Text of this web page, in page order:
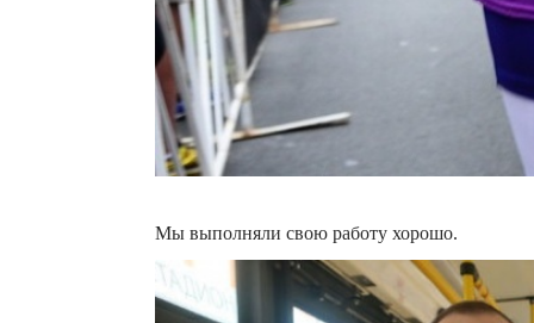
Мы выполняли свою работу хорошо.